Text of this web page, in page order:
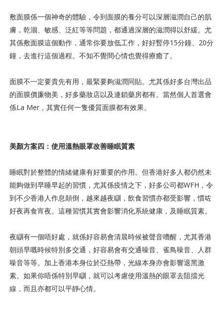
敷面膜係一個神奇的體驗，令到面膜的養分可以深層滋潤自己的肌
膚，乾涸、敏感、泛紅等等問題，都通過深層的滋潤得以舒緩。尤
其係敷面膜這個動作，通常你要放低工作，好好暫停15分鐘、20分
鐘，去進行這個過程。不知不覺間心情也覺得療癒了。
面膜不一定要貴先有用，最緊要夠滋潤同貼。尤其係好多台灣出品
的面膜價廉物美，好多藥妝店以及連鎖藥房都有。當然個人首選會
係La Mer，其實任何一隻優質面膜都有效果。
美顏方案四：使用溫熱眼罩改善睡眠質素
睡眠對於整體的情緒健康有好重要的作用。但香港好多人都仍然未
能夠做到早睡早起的習慣，尤其係疫情之下，好多公司都WFH，令
到不少香港人作息顛倒，越來越夜瞓，飲食習慣亦都受影響，慣咗
好夜再食宵夜。這種習慣其實會影響消化系統健康，及睡眠質素。
夜瞓有一個唔好處，就係好容易會清晨時候被聲音嘈醒，尤其香港
朝頭早嘅時候特別多交通，好容易會有交通噪音、雀鳥噪音、人群
噪音等等。加上香港本身位於亞熱帶，光線本身亦會影響退黑激
素。如果你唔係特別早瞓，就可以考慮使用溫熱的眼罩去阻擋光
線，而且亦都可以平靜心情。